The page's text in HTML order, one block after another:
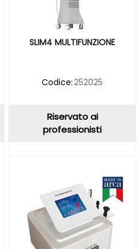
SLIM4 MULTIFUNZIONE
Codice:252025
Riservato ai
professionisti